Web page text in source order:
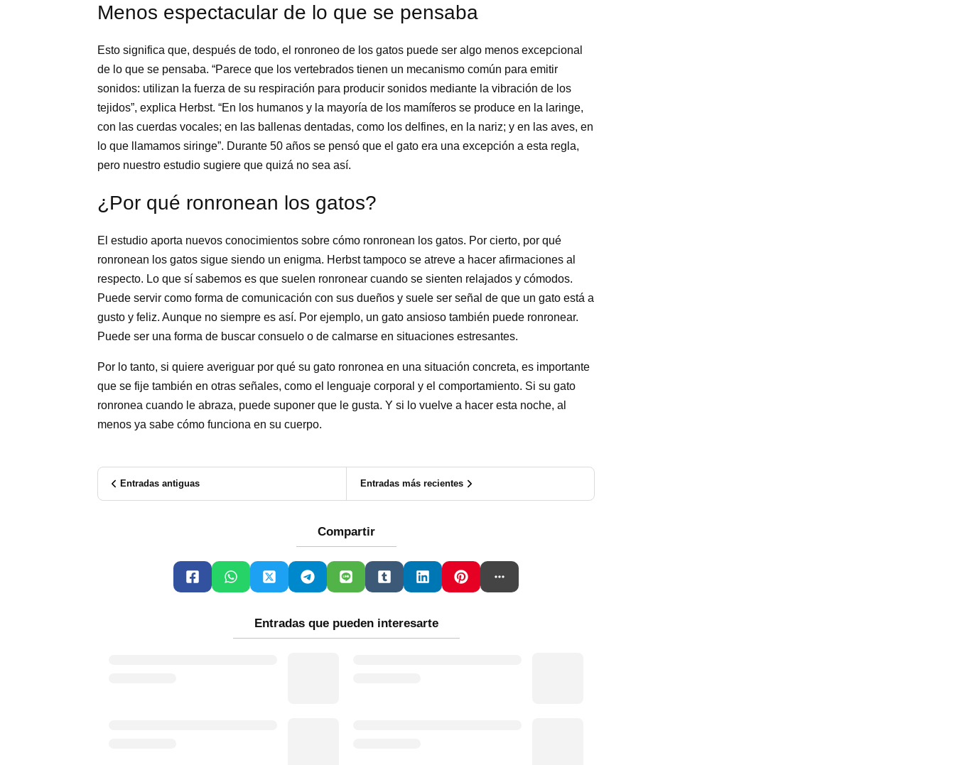
Menos espectacular de lo que se pensaba
Esto significa que, después de todo, el ronroneo de los gatos puede ser algo menos excepcional
de lo que se pensaba. “Parece que los vertebrados tienen un mecanismo común para emitir
sonidos: utilizan la fuerza de su respiración para producir sonidos mediante la vibración de los
tejidos”, explica Herbst. “En los humanos y la mayoría de los mamíferos se produce en la laringe,
con las cuerdas vocales; en las ballenas dentadas, como los delfines, en la nariz; y en las aves, en
lo que llamamos siringe”. Durante 50 años se pensó que el gato era una excepción a esta regla,
pero nuestro estudio sugiere que quizá no sea así.
¿Por qué ronronean los gatos?
El estudio aporta nuevos conocimientos sobre cómo ronronean los gatos. Por cierto, por qué
ronronean los gatos sigue siendo un enigma. Herbst tampoco se atreve a hacer afirmaciones al
respecto. Lo que sí sabemos es que suelen ronronear cuando se sienten relajados y cómodos.
Puede servir como forma de comunicación con sus dueños y suele ser señal de que un gato está a
gusto y feliz. Aunque no siempre es así. Por ejemplo, un gato ansioso también puede ronronear.
Puede ser una forma de buscar consuelo o de calmarse en situaciones estresantes.
Por lo tanto, si quiere averiguar por qué su gato ronronea en una situación concreta, es importante
que se fije también en otras señales, como el lenguaje corporal y el comportamiento. Si su gato
ronronea cuando le abraza, puede suponer que le gusta. Y si lo vuelve a hacer esta noche, al
menos ya sabe cómo funciona en su cuerpo.
Entradas antiguas Entradas más recientes
Compartir
Entradas que pueden interesarte